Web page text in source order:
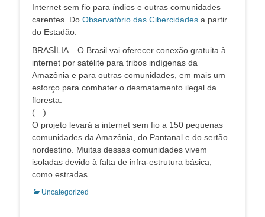
Internet sem fio para índios e outras comunidades
carentes. Do Observatório das Cibercidades a partir
do Estadão:
BRASÍLIA – O Brasil vai oferecer conexão gratuita à
internet por satélite para tribos indígenas da
Amazônia e para outras comunidades, em mais um
esforço para combater o desmatamento ilegal da
floresta.
(…)
O projeto levará a internet sem fio a 150 pequenas
comunidades da Amazônia, do Pantanal e do sertão
nordestino. Muitas dessas comunidades vivem
isoladas devido à falta de infra-estrutura básica,
como estradas.
Categorias:
Uncategorized